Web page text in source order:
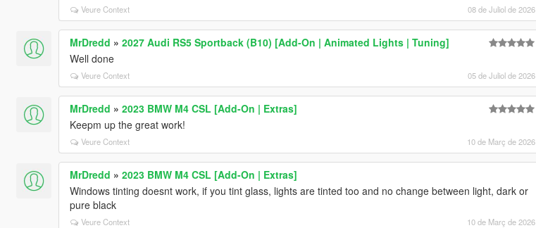
Veure Context 08 de Juliol de 2026
MrDredd » 2027 Audi RS5 Sportback (B10) [Add-On | Animated Lights | Tuning]
Well done
Veure Context 05 de Juliol de 2026
MrDredd » 2023 BMW M4 CSL [Add-On | Extras]
Keepm up the great work!
Veure Context 10 de Març de 2026
MrDredd » 2023 BMW M4 CSL [Add-On | Extras]
Windows tinting doesnt work, if you tint glass, lights are tinted too and no change between light, dark or
pure black
Veure Context 10 de Març de 2026